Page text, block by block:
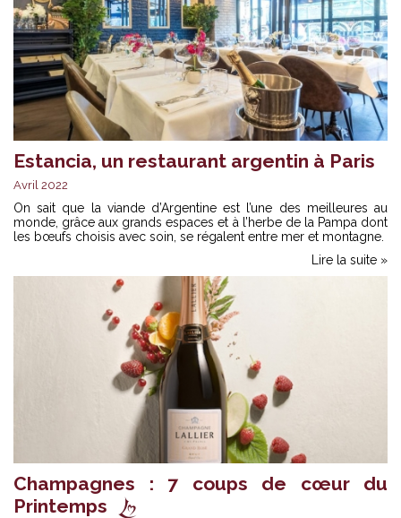
Estancia, un restaurant argentin à Paris
Avril 2022
On sait que la viande d’Argentine est l’une des meilleures au
monde, grâce aux grands espaces et à l’herbe de la Pampa dont
les bœufs choisis avec soin, se régalent entre mer et montagne.
Lire la suite »
Champagnes : 7 coups de cœur du
Printemps